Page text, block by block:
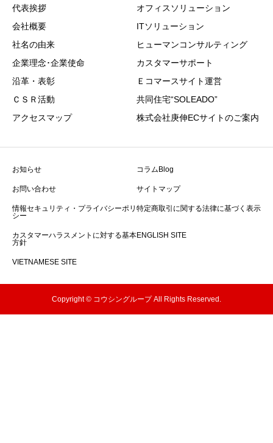
代表挨拶
会社概要
社名の由来
企業理念･企業使命
沿革・表彰
ＣＳＲ活動
アクセスマップ
オフィスソリューション
ITソリューション
ヒューマンコンサルティング
カスタマーサポート
Ｅコマースサイト運営
共同住宅“SOLEADO”
株式会社庚伸ECサイトのご案内
お知らせ コラムBlog
お問い合わせ サイトマップ
情報セキュリティ・プライバシーポリ
シー
特定商取引に関する法律に基づく表示
カスタマーハラスメントに対する基本
方針
ENGLISH SITE
VIETNAMESE SITE
Copyright © コウシングループ All Rights Reserved.